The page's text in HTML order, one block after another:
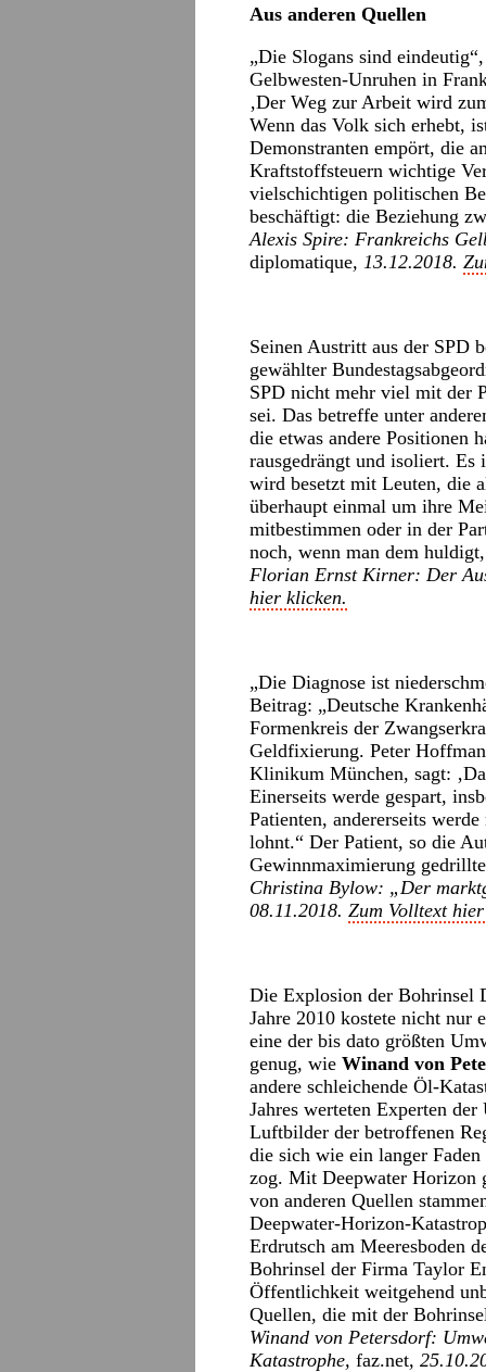
Aus anderen Quellen
„Die Slogans sind
Gelbwesten-Unruhen in
‚Der Weg zur Arbeit wird
Wenn das Volk sich erhebt,
Demonstranten empört, die
Kraftstoffsteuern wichtige
vielschichtigen politischen
beschäftigt: die Beziehung
Alexis Spire: Frankreichs
diplomatique, 13.12.2018.
Seinen Austritt aus der SPD
gewählter
SPD nicht mehr viel mit der
sei. Das betreffe unter
die etwas andere Positionen
rausgedrängt und isoliert.
wird besetzt mit Leuten, die
überhaupt einmal um ihre
mitbestimmen oder in der
noch, wenn man dem
Florian Ernst Kirner: Der
hier klicken.
„Die Diagnose ist
Beitrag: „Deutsche
Formenkreis der
Geldfixierung. Peter
Klinikum München, sagt:
Einerseits werde gespart,
Patienten, andererseits
lohnt.“ Der Patient, so die
Gewinnmaximierung
Christina Bylow: „Der
08.11.2018. Zum Volltext
Die Explosion der Bohrinsel
Jahre 2010 kostete nicht nur
eine der bis dato größten
genug, wie Winand von
andere schleichende Öl-
Jahres werteten Experten
Luftbilder der betroffenen
die sich wie ein langer
zog. Mit Deepwater Horizon
von anderen Quellen
Deepwater-Horizon-
Erdrutsch am Meeresboden
Bohrinsel der Firma Taylor
Öffentlichkeit weitgehend
Quellen, die mit der
Winand von Petersdorf:
Katastrophe, faz.net,